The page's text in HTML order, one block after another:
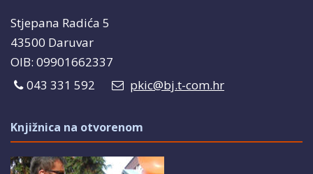
Stjepana Radića 5
43500 Daruvar
OIB: 09901662337
043 331 592
pkic@bj.t-com.hr
Knjižnica na otvorenom